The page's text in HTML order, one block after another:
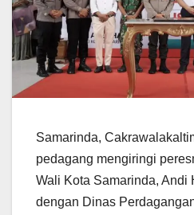
Samarinda,
pedagang mengiringi
Wali Kota Samarinda, Andi
dengan Dinas